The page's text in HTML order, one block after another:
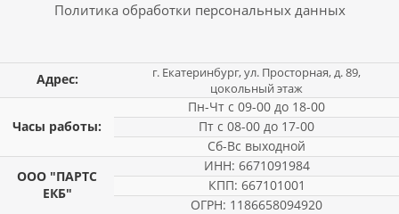
Политика обработки персональных данных
Адрес:
г. Екатеринбург, ул. Просторная, д. 89,
цокольный этаж
Часы работы:
Пн-Чт с 09-00 до 18-00
Пт с 08-00 до 17-00
Сб-Вс выходной
ООО "ПАРТС
ЕКБ"
ИНН: 6671091984
КПП: 667101001
ОГРН: 1186658094920